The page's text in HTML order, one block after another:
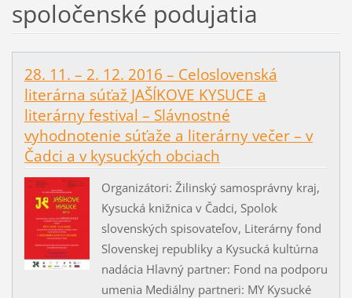
spoločenské podujatia
28. 11. – 2. 12. 2016 – Celoslovenská
literárna súťaž JAŠÍKOVE KYSUCE a
literárny festival – Slávnostné
vyhodnotenie súťaže a literárny večer – v
Čadci a v kysuckých obciach
Organizátori: Žilinský samosprávny kraj,
Kysucká knižnica v Čadci, Spolok
slovenských spisovateľov, Literárny fond
Slovenskej republiky a Kysucká kultúrna
nadácia Hlavný partner: Fond na podporu
umenia Mediálny partneri: MY Kysucké